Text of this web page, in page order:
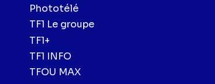
Phototélé
TF1 Le groupe
TF1+
TF1 INFO
TFOU MAX